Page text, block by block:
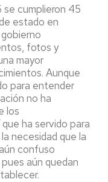
cumplieron 45
estado en
fotos y
mayor
Aunque
para entender
no ha
los
ha servido para
necesidad que la
confuso
aún quedan